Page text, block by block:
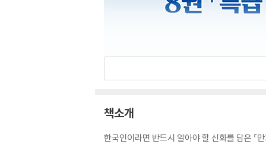
책소개
한국인이라면 반드시 알아야 할 신화를 담은 『